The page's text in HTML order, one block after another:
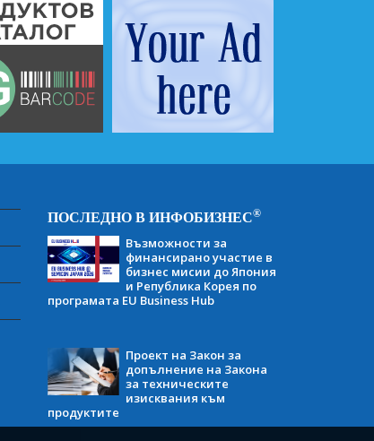
ПОСЛЕДНО В ИНФОБИЗНЕС®
Възможности за
финансирано участие в
бизнес мисии до Япония
и Република Корея по
програмата EU Business Hub
Проект на Закон за
допълнение на Закона
за техническите
изисквания към
продуктите